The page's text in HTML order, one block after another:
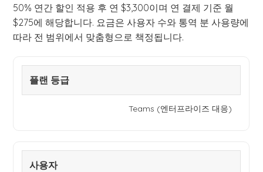
50% 연간 할인 적용 후 연 $3,300이며 연 결제 기준 월
$275에 해당합니다. 요금은 사용자 수와 통역 분 사용량에
따라 전 범위에서 맞춤형으로 책정됩니다.
플랜 등급
Teams (엔터프라이즈 대응)
사용자